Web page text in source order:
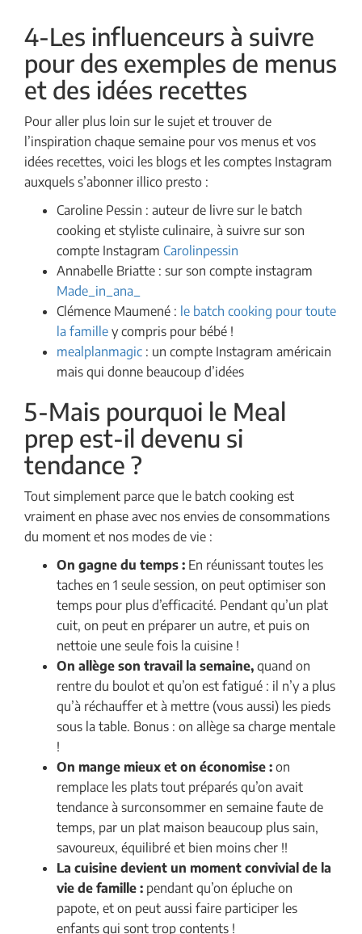
4-Les influenceurs à suivre
pour des exemples de menus
et des idées recettes
Pour aller plus loin sur le sujet et trouver de
l’inspiration chaque semaine pour vos menus et vos
idées recettes, voici les blogs et les comptes Instagram
auxquels s’abonner illico presto :
Caroline Pessin : auteur de livre sur le batch
cooking et styliste culinaire, à suivre sur son
compte Instagram Carolinpessin
Annabelle Briatte : sur son compte instagram
Made_in_ana_
Clémence Maumené : le batch cooking pour toute
la famille y compris pour bébé !
mealplanmagic : un compte Instagram américain
mais qui donne beaucoup d’idées
5-Mais pourquoi le Meal
prep est-il devenu si
tendance ?
Tout simplement parce que le batch cooking est
vraiment en phase avec nos envies de consommations
du moment et nos modes de vie :
On gagne du temps : En réunissant toutes les
taches en 1 seule session, on peut optimiser son
temps pour plus d’efficacité. Pendant qu’un plat
cuit, on peut en préparer un autre, et puis on
nettoie une seule fois la cuisine !
On allège son travail la semaine, quand on
rentre du boulot et qu’on est fatigué : il n’y a plus
qu’à réchauffer et à mettre (vous aussi) les pieds
sous la table. Bonus : on allège sa charge mentale
!
On mange mieux et on économise : on
remplace les plats tout préparés qu’on avait
tendance à surconsommer en semaine faute de
temps, par un plat maison beaucoup plus sain,
savoureux, équilibré et bien moins cher !!
La cuisine devient un moment convivial de la
vie de famille : pendant qu’on épluche on
papote, et on peut aussi faire participer les
enfants qui sont trop contents !